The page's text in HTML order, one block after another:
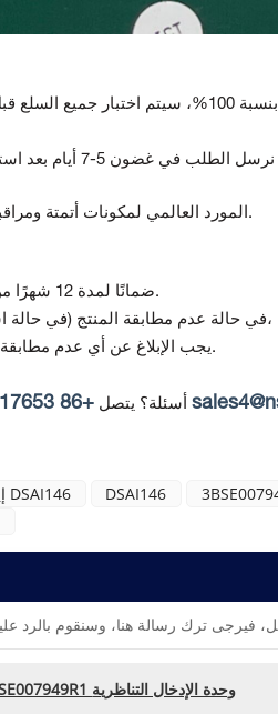
المورد العالمي لمكونات أتمتة ومراقبة الجودة.
تقدم Topteng ضمانًا لمدة 12 شهرًا من تاريخ التسليم.
في حالة عدم مطابقة المنتج(في حالة استلام منتج تالف أو غير صحيح)،
يجب الإبلاغ عن أي عدم مطابقة خلال 7 أيام من استلام البضائع.
أسئلة؟ يتصل+86 18050017653
إيه بي بي DSAI146 DSAI146
ABB DSAI146 3BSE007949R1 وحدة الإدخال التناظرية